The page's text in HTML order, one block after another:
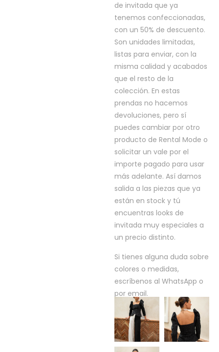
de invitada que ya
tenemos confeccionadas,
con un 50% de descuento.
Son unidades limitadas,
listas para enviar, con la
misma calidad y acabados
que el resto de la
colección. En estas
prendas no hacemos
devoluciones, pero sí
puedes cambiar por otro
producto de Rental Mode o
solicitar un vale por el
importe pagado para usar
más adelante. Así damos
salida a las piezas que ya
están en stock y tú
encuentras looks de
invitada muy especiales a
un precio distinto.
Si tienes alguna duda sobre
colores o medidas,
escríbenos al WhatsApp o
por email.